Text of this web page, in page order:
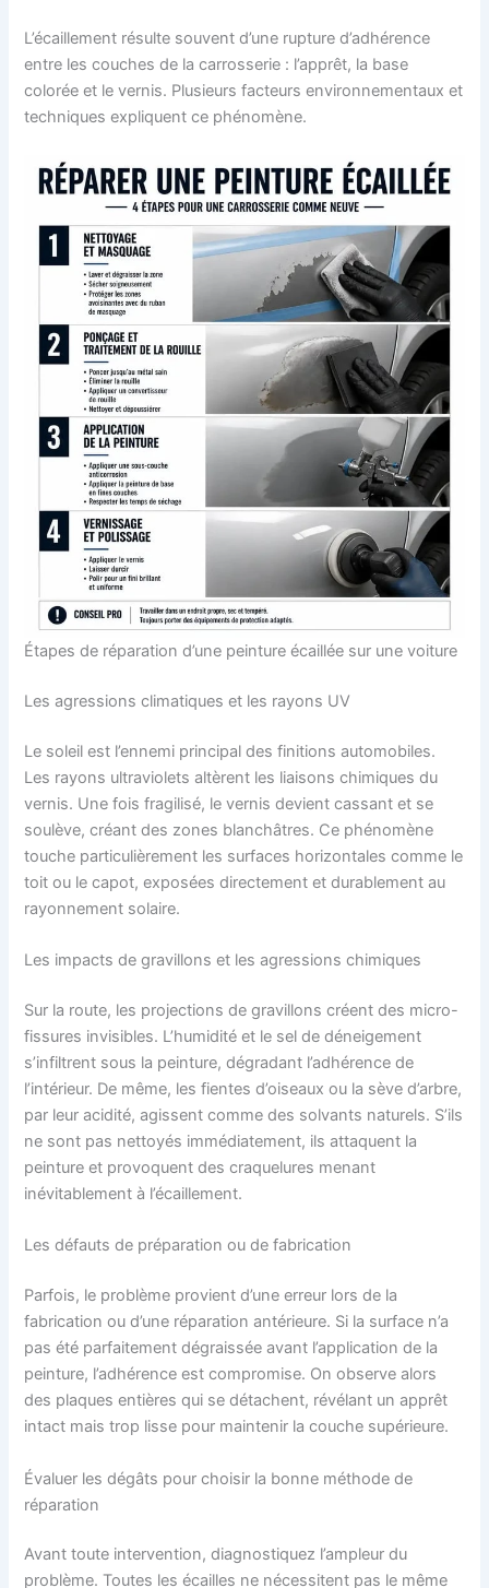
L’écaillement résulte souvent d’une rupture d’adhérence
entre les couches de la carrosserie : l’apprêt, la base
colorée et le vernis. Plusieurs facteurs environnementaux et
techniques expliquent ce phénomène.
Étapes de réparation d’une peinture écaillée sur une voiture
Les agressions climatiques et les rayons UV
Le soleil est l’ennemi principal des finitions automobiles.
Les rayons ultraviolets altèrent les liaisons chimiques du
vernis. Une fois fragilisé, le vernis devient cassant et se
soulève, créant des zones blanchâtres. Ce phénomène
touche particulièrement les surfaces horizontales comme le
toit ou le capot, exposées directement et durablement au
rayonnement solaire.
Les impacts de gravillons et les agressions chimiques
Sur la route, les projections de gravillons créent des micro-
fissures invisibles. L’humidité et le sel de déneigement
s’infiltrent sous la peinture, dégradant l’adhérence de
l’intérieur. De même, les fientes d’oiseaux ou la sève d’arbre,
par leur acidité, agissent comme des solvants naturels. S’ils
ne sont pas nettoyés immédiatement, ils attaquent la
peinture et provoquent des craquelures menant
inévitablement à l’écaillement.
Les défauts de préparation ou de fabrication
Parfois, le problème provient d’une erreur lors de la
fabrication ou d’une réparation antérieure. Si la surface n’a
pas été parfaitement dégraissée avant l’application de la
peinture, l’adhérence est compromise. On observe alors
des plaques entières qui se détachent, révélant un apprêt
intact mais trop lisse pour maintenir la couche supérieure.
Évaluer les dégâts pour choisir la bonne méthode de
réparation
Avant toute intervention, diagnostiquez l’ampleur du
problème. Toutes les écailles ne nécessitent pas le même